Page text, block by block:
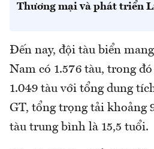
Thương mại và phát triển
Đến nay, đội tàu biển
Nam có 1.576 tàu, trong
1.049 tàu với tổng dung
GT, tổng trọng tải khoảng
tàu trung bình là 15,5 tuổi.